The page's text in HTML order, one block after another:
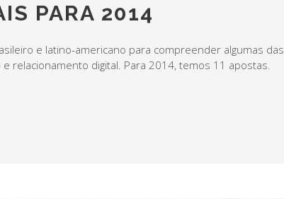
PARA 2014
e latino-americano para compreender algumas das
relacionamento digital. Para 2014, temos 11 apostas.